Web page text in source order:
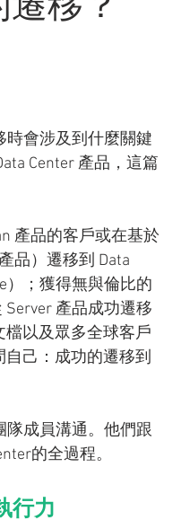
時會涉及到什麼關鍵
Center 產品，這篇
產品的客戶或在基於
品）遷移到 Data
）；獲得無與倫比的
產品成功遷移
檔以及眾多全球客戶
己：成功的遷移到
隊成員溝通。他們跟
的全過程。
行力